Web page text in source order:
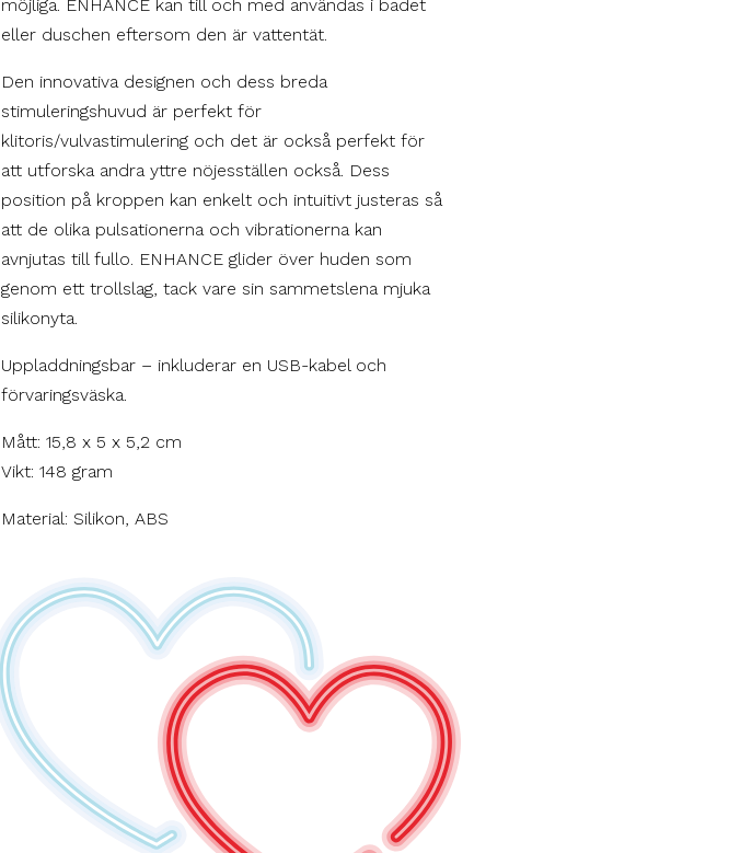
möjliga. ENHANCE kan till och med användas i badet
eller duschen eftersom den är vattentät.
Den innovativa designen och dess breda
stimuleringshuvud är perfekt för
klitoris/vulvastimulering och det är också perfekt för
att utforska andra yttre nöjesställen också. Dess
position på kroppen kan enkelt och intuitivt justeras så
att de olika pulsationerna och vibrationerna kan
avnjutas till fullo. ENHANCE glider över huden som
genom ett trollslag, tack vare sin sammetslena mjuka
silikonyta.
Uppladdningsbar – inkluderar en USB-kabel och
förvaringsväska.
Mått: 15,8 x 5 x 5,2 cm
Vikt: 148 gram
Material: Silikon, ABS